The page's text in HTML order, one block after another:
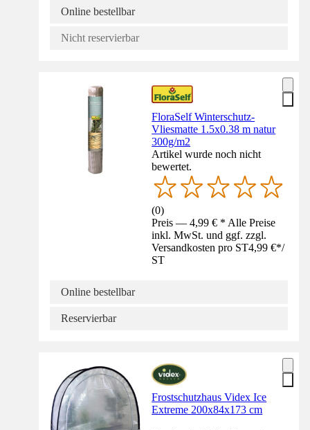
Online bestellbar
Nicht reservierbar
FloraSelf Winterschutz-
Vliesmatte 1.5x0.38 m natur
300g/m2
Artikel wurde noch nicht
bewertet.
(0)
Preis — 4,99 € * Alle Preise
inkl. MwSt. und ggf. zzgl.
Versandkosten pro ST4,99 €*/
ST
Online bestellbar
Reservierbar
Frostschutzhaus Videx Ice
Extreme 200x84x173 cm